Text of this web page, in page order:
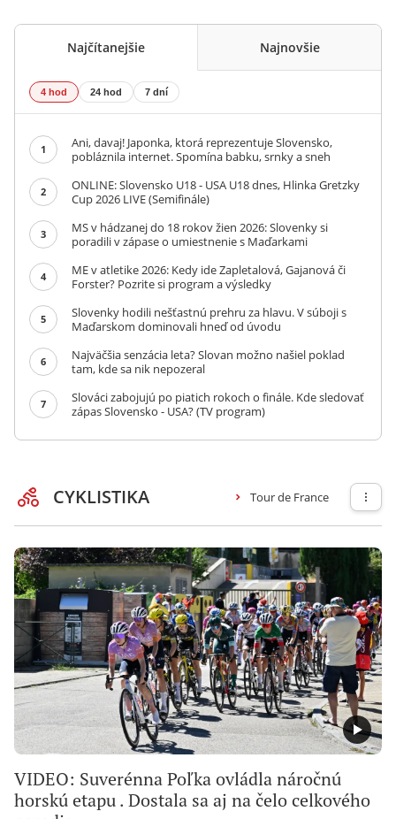
Najčítanejšie Najnovšie
4 hod 24 hod 7 dní
1
Ani, davaj! Japonka, ktorá reprezentuje Slovensko,
pobláznila internet. Spomína babku, srnky a sneh
2
ONLINE: Slovensko U18 - USA U18 dnes, Hlinka Gretzky
Cup 2026 LIVE (Semifinále)
3
MS v hádzanej do 18 rokov žien 2026: Slovenky si
poradili v zápase o umiestnenie s Maďarkami
4
ME v atletike 2026: Kedy ide Zapletalová, Gajanová či
Forster? Pozrite si program a výsledky
5
Slovenky hodili nešťastnú prehru za hlavu. V súboji s
Maďarskom dominovali hneď od úvodu
6
Najväčšia senzácia leta? Slovan možno našiel poklad
tam, kde sa nik nepozeral
7
Slováci zabojujú po piatich rokoch o finále. Kde sledovať
zápas Slovensko - USA? (TV program)
CYKLISTIKA Tour de France
VIDEO: Suverénna Poľka ovládla náročnú
horskú etapu . Dostala sa aj na čelo celkového